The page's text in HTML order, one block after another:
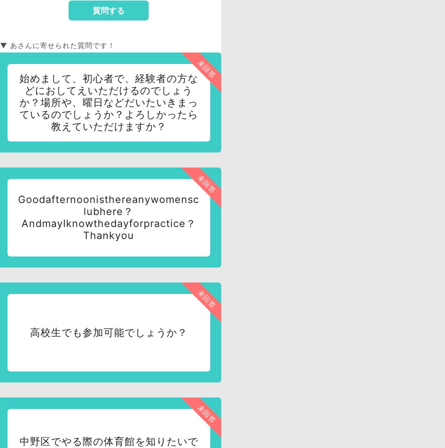
▼ あさんに寄せられた質問です！
未回答
始めまして、初心者で、経験者の方な
どにおしてえいただけるのでしょう
か？場所や、曜日などだいたいきまっ
ているのでしょうか？よろしかったら
教えていただけますか？
未回答
Goodafternoonisthereanywomensc
lubhere？
AndmayIknowthedayforpractice？
Thankyou
未回答
高校生でも参加可能でしょうか？
未回答
中野区でやる際の体育館を知りたいで